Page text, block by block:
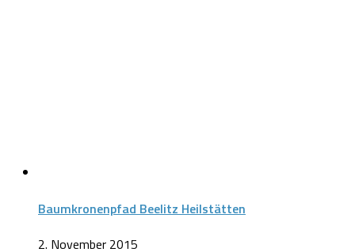
Baumkronenpfad Beelitz Heilstätten
2. November 2015